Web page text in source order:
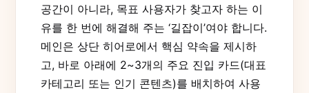
공간이 아니라, 목표 사용자가 찾고자 하는 이
유를 한 번에 해결해 주는 ‘길잡이’여야 합니다.
메인은 상단 히어로에서 핵심 약속을 제시하
고, 바로 아래에 2~3개의 주요 진입 카드(대표
카테고리 또는 인기 콘텐츠)를 배치하여 사용